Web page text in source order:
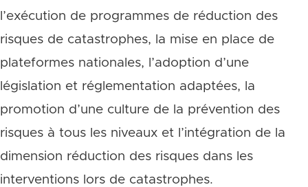
l’exécution de programmes de réduction des
risques de catastrophes, la mise en place de
plateformes nationales, l’adoption d’une
législation et réglementation adaptées, la
promotion d’une culture de la prévention des
risques à tous les niveaux et l’intégration de la
dimension réduction des risques dans les
interventions lors de catastrophes.